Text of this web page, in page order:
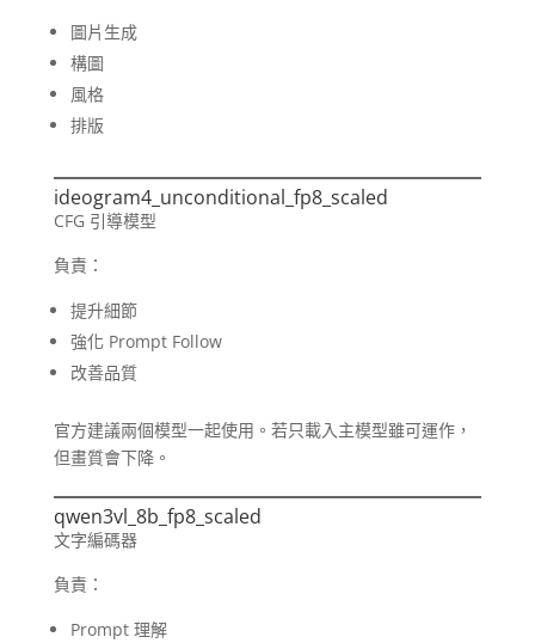
圖片生成
構圖
風格
排版
ideogram4_unconditional_fp8_scaled
CFG 引導模型
負責：
提升細節
強化 Prompt Follow
改善品質
官方建議兩個模型一起使用。若只載入主模型雖可運作，
但畫質會下降。
qwen3vl_8b_fp8_scaled
文字編碼器
負責：
Prompt 理解